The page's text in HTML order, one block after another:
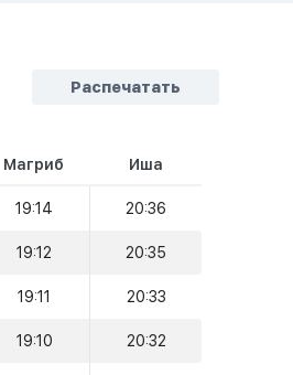
Распечатать
Магриб Иша
19:14 20:36
19:12 20:35
19:11 20:33
19:10 20:32